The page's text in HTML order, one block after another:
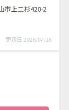
市上二杉420-2
更新日 2026/07/16